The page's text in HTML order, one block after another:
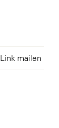
Link mailen